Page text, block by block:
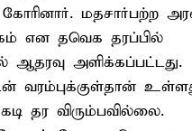
மதசார்பற்ற
என தவெக தரப்பில்
அளிக்கப்பட்டது.
வரம்புக்குள்தான்
தர விரும்பவில்லை.